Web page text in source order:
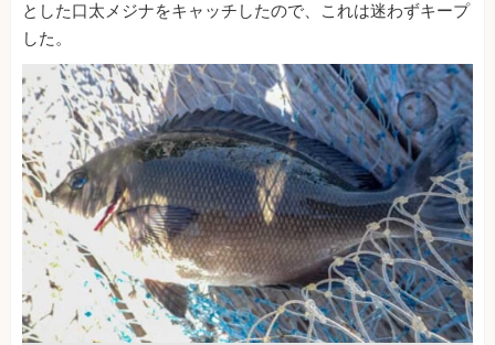
とした口太メジナをキャッチしたので、これは迷わずキープ
した。